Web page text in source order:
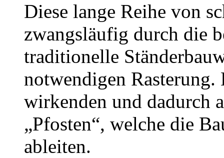
Diese lange Reihe von
zwangsläufig durch die
traditionelle
notwendigen Rasterung.
wirkenden und dadurch
„Pfosten“, welche die
ableiten.